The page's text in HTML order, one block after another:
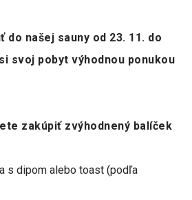
do našej sauny od 23. 11. do
svoj pobyt výhodnou ponukou
zakúpiť zvýhodnený balíček
s dipom alebo toast (podľa